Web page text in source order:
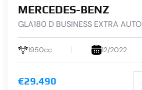
MERCEDES-BENZ
GLA180 D BUSINESS EXTRA AUTO
1950cc 12/2022
€29.490